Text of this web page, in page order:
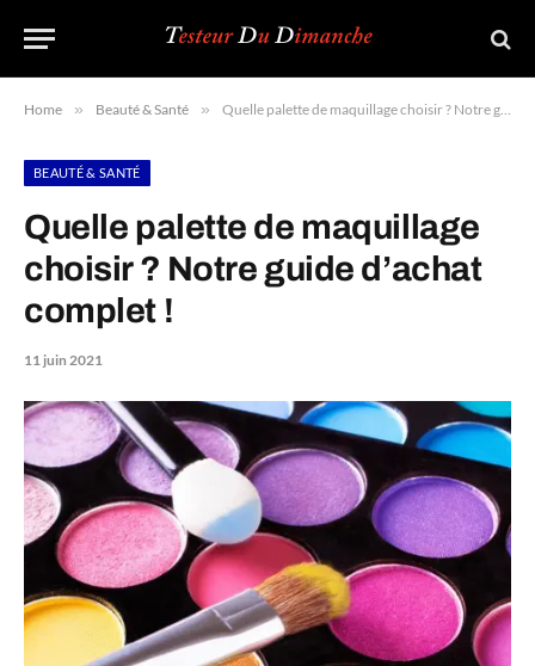
Home » Beauté & Santé » Quelle palette de maquillage choisir ? Notre guide d’achat complet !
BEAUTÉ & SANTÉ
Quelle palette de maquillage
choisir ? Notre guide d’achat
complet !
11 juin 2021